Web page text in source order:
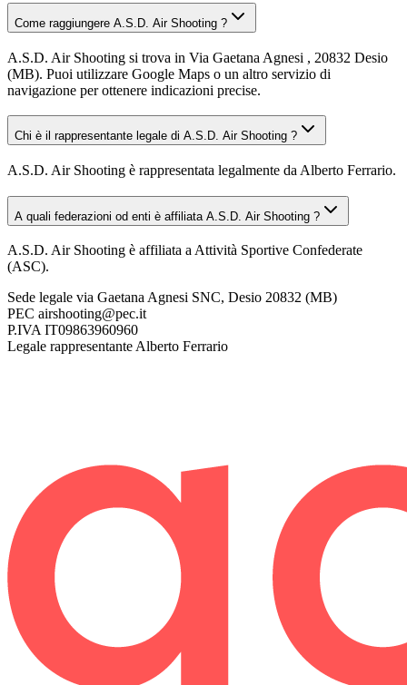
Come raggiungere A.S.D. Air Shooting ?
A.S.D. Air Shooting si trova in Via Gaetana Agnesi , 20832 Desio
(MB). Puoi utilizzare Google Maps o un altro servizio di
navigazione per ottenere indicazioni precise.
Chi è il rappresentante legale di A.S.D. Air Shooting ?
A.S.D. Air Shooting è rappresentata legalmente da Alberto Ferrario.
A quali federazioni od enti è affiliata A.S.D. Air Shooting ?
A.S.D. Air Shooting è affiliata a Attività Sportive Confederate
(ASC).
Sede legale via Gaetana Agnesi SNC, Desio 20832 (MB)
PEC airshooting@pec.it
P.IVA IT09863960960
Legale rappresentanteAlberto Ferrario